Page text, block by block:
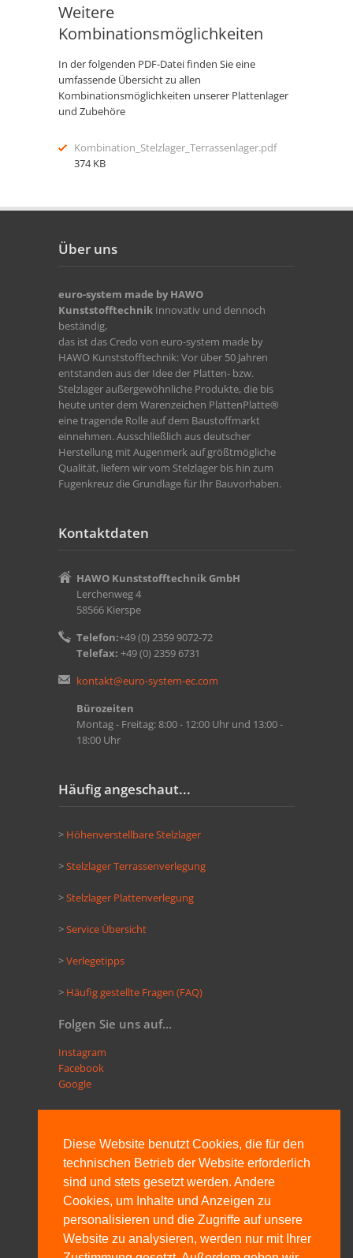
Diese Website benutzt Cookies, die für den
technischen Betrieb der Website erforderlich
sind und stets gesetzt werden. Andere
Cookies, um Inhalte und Anzeigen zu
personalisieren und die Zugriffe auf unsere
Website zu analysieren, werden nur mit Ihrer
Weitere
Kombinationsmöglichkeiten
In der folgenden PDF-Datei finden Sie eine
umfassende Übersicht zu allen
Kombinationsmöglichkeiten unserer Plattenlager
und Zubehöre
Kombination_Stelzlager_Terrassenlager.pdf
374 KB
Über uns
euro-system made by HAWO
Kunststofftechnik Innovativ und dennoch
beständig,
das ist das Credo von euro-system made by
HAWO Kunststofftechnik: Vor über 50 Jahren
entstanden aus der Idee der Platten- bzw.
Stelzlager außergewöhnliche Produkte, die bis
heute unter dem Warenzeichen PlattenPlatte®
eine tragende Rolle auf dem Baustoffmarkt
einnehmen. Ausschließlich aus deutscher
Herstellung mit Augenmerk auf größtmögliche
Qualität, liefern wir vom Stelzlager bis hin zum
Fugenkreuz die Grundlage für Ihr Bauvorhaben.
Kontaktdaten
HAWO Kunststofftechnik GmbH
Lerchenweg 4
58566 Kierspe
Telefon:+49 (0) 2359 9072-72
Telefax: +49 (0) 2359 6731
kontakt@euro-system-ec.com
Bürozeiten
Montag - Freitag: 8:00 - 12:00 Uhr und 13:00 -
18:00 Uhr
Häufig angeschaut...
> Höhenverstellbare Stelzlager
>Stelzlager Terrassenverlegung
>Stelzlager Plattenverlegung
>Service Übersicht
>Verlegetipps
> Häufig gestellte Fragen (FAQ)
Folgen Sie uns auf...
Instagram
Facebook
Google
Gesamtprospekt Stelzlager Terrassenlager
Kombinationsmöglichkeiten Stelzlager
Höhenverstellbares Stelzlager